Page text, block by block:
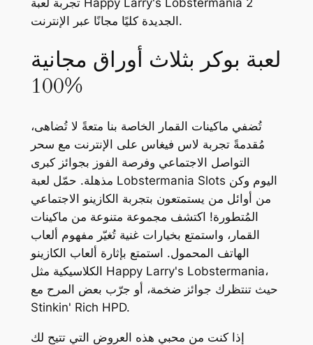
الجديدة كليًا مجانًا عبر الإنترنت.
لعبة بوكر بثلاث أوراق مجانية
100%
تُضفي ماكينات القمار الخاصة بنا متعةً لا تُضاهى،
مُقدمةً تجربة لاس فيغاس على الإنترنت مع سحر
التواصل الاجتماعي وفرصة الفوز بجوائز كبرى
مذهلة. حمّل لعبة Lobstermania Slots اليوم وكن
من أوائل من يستمتعون بتجربة الكازينو الاجتماعي
المُتطورة! اكتشف مجموعة متنوعة من ماكينات
القمار، واستمتع بخيارات غنية تُغيّر مفهوم ألعاب
الهاتف المحمول. استمتع بإثارة ألعاب الكازينو
الكلاسيكية مثل Happy Larry's Lobstermania،
حيث تنتظرك جوائز ضخمة، أو جرّب بعض المرح مع
Stinkin' Rich HPD.
إذا كنت من محبي هذه العروض التي تتيح لك